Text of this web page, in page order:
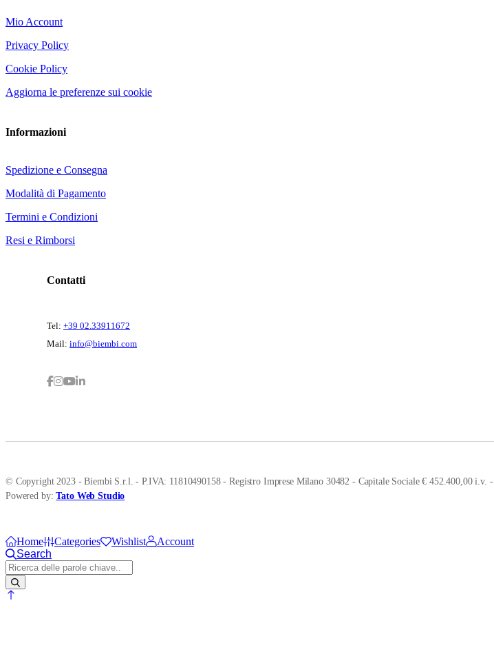
Mio Account
Privacy Policy
Cookie Policy
Aggiorna le preferenze sui cookie
Informazioni
Spedizione e Consegna
Modalità di Pagamento
Termini e Condizioni
Resi e Rimborsi
Contatti
Tel: +39 02.33911672
Mail: info@biembi.com
© Copyright 2023 - Biembi S.r.l. - P.IVA: 11810490158 - Registro Imprese Milano 30482 - Capitale Sociale € 452.400,00 i.v. -
Powered by: Tato Web Studio
Home Categories Wishlist
Account
Search